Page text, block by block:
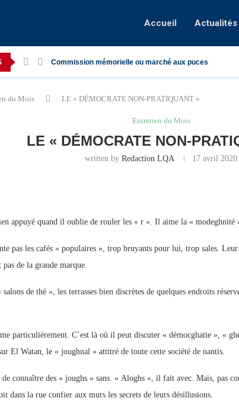
Accueil Actualités
Commission mémorielle ou marché aux puces
du Mois LE « DÉMOCRATE NON-PRATIQUANT »
Entretien du Mois
LE « DÉMOCRATE NON-
written byRedaction LQA 17 avril 2020
appuyé quand il oublie de rouler les « r ». Il aime la «
pas les cafés « populaires », trop bruyants pour lui, trop sales. Leur
de la grande marque.
de thé », les terrasses bien discrètes de quelques endroits
particulièrement. C’est là où il peut discuter « démocghatie », «
El Watan, le « joughnal » attitré de toute cette société de nantis.
connaître des « joughs » sans. « Aloghs », il fait avec. Mais, pas
dans la rue confier aux murs les secrets de leurs désillusions.